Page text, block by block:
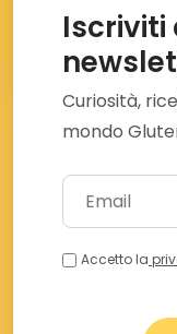
Iscriviti
Curiosità,
mondo
Accetto la